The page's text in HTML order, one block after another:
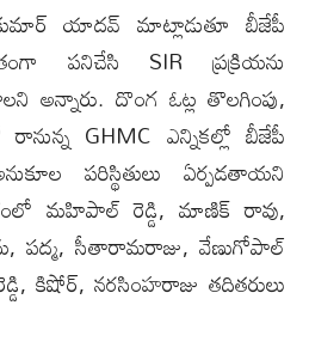
యాదవ్ మాట్లాడుతూ బీజేపీ
పనిచేసి SIR ప్రక్రియను
అన్నారు. దొంగ ఓట్ల తొలగింపు,
రానున్న GHMC ఎన్నికల్లో బీజేపీ
పరిస్థితులు ఏర్పడతాయని
మహిపాల్ రెడ్డి, మాణిక్ రావు,
పద్మ, సీతారామరాజు, వేణుగోపాల్
కిషోర్, నరసింహరాజు తదితరులు